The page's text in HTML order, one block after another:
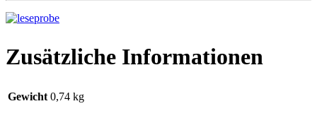
Zusätzliche Informationen
Gewicht 0,74 kg